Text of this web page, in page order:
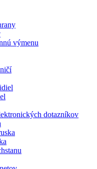
výmenu
dotazníkov